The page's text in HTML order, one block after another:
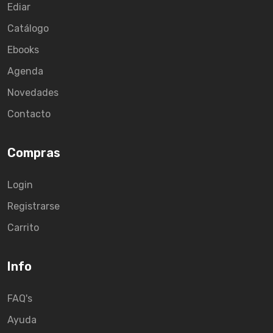
Ediar
Catálogo
Ebooks
Agenda
Novedades
Contacto
Compras
Login
Registrarse
Carrito
Info
FAQ's
Ayuda